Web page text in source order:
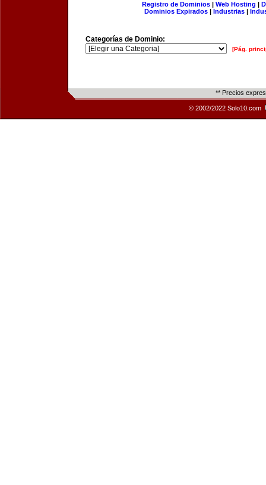
Registro de Dominios| Web Hosting |
Dominios Expirados | Industrias |
Categorías de Dominio:
[Pág.
** Precios
© 2002/2022 Solo10.com